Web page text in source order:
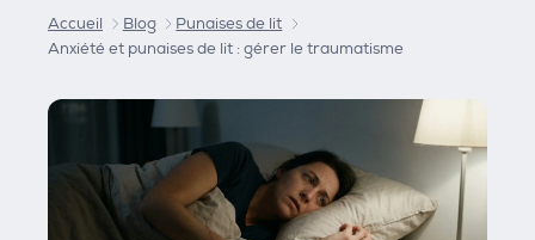
Accueil Blog
Punaises de lit
Anxiété et punaises de lit : gérer le traumatisme